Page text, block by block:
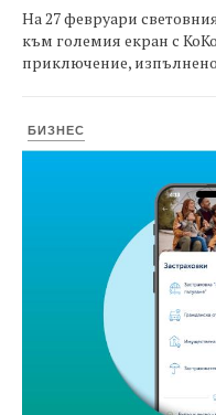
На 27 февруари
към големия екран с
приключение,
БИЗНЕС